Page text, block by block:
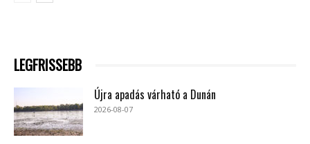
LEGFRISSEBB
Újra apadás várható a Dunán
2026-08-07